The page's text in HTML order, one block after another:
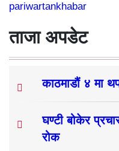
pariwartankhabar
ताजा अपडेट
काठमाडौं ४ मा
घण्टी बोकेर
रोक